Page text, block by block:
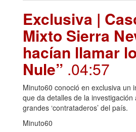
Exclusiva |
Mixto Sierra
hacían llamar
Nule” .04:57
Minuto60 conoció en exclusiva un
que da detalles de la
grandes ‘contrataderos’ del país.
Minuto60